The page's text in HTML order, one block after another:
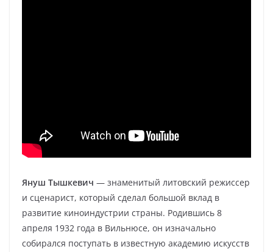
Януш Тышкевич — знаменитый литовский режиссер
и сценарист, который сделал большой вклад в
развитие киноиндустрии страны. Родившись 8
апреля 1932 года в Вильнюсе, он изначально
собирался поступать в известную академию искусств